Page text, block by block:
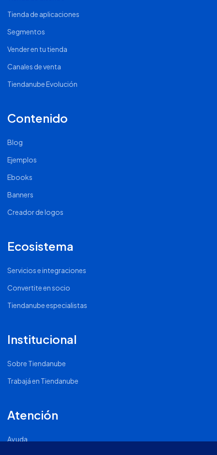
Tienda de aplicaciones
Segmentos
Vender en tu tienda
Canales de venta
Tiendanube Evolución
Contenido
Blog
Ejemplos
Ebooks
Banners
Creador de logos
Ecosistema
Servicios e integraciones
Convertite en socio
Tiendanube especialistas
Institucional
Sobre Tiendanube
Trabajá en Tiendanube
Atención
Ayuda